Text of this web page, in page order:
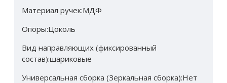
Материал ручек:МДФ
Опоры:Цоколь
Вид направляющих (фиксированный
состав):шариковые
Универсальная сборка (Зеркальная сборка):Нет